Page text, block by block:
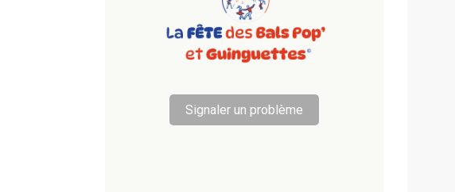
Signaler un problème